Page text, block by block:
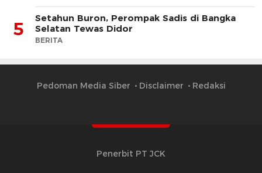
5
Setahun Buron, Perompak Sadis di Bangka
Selatan Tewas Didor
BERITA
Pedoman Media Siber Disclaimer Redaksi
Penerbit PT JCK